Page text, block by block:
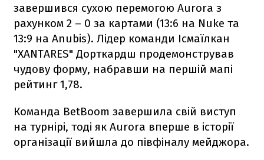
завершився сухою перемогою Aurora з
рахунком 2 – 0 за картами (13:6 на Nuke та
13:9 на Anubis). Лідер команди Ісмаїлкан
"XANTARES" Дорткардш продемонстрував
чудову форму, набравши на першій мапі
рейтинг 1,78.
Команда BetBoom завершила свій виступ
на турнірі, тоді як Aurora вперше в історії
організації вийшла до півфіналу мейджора.